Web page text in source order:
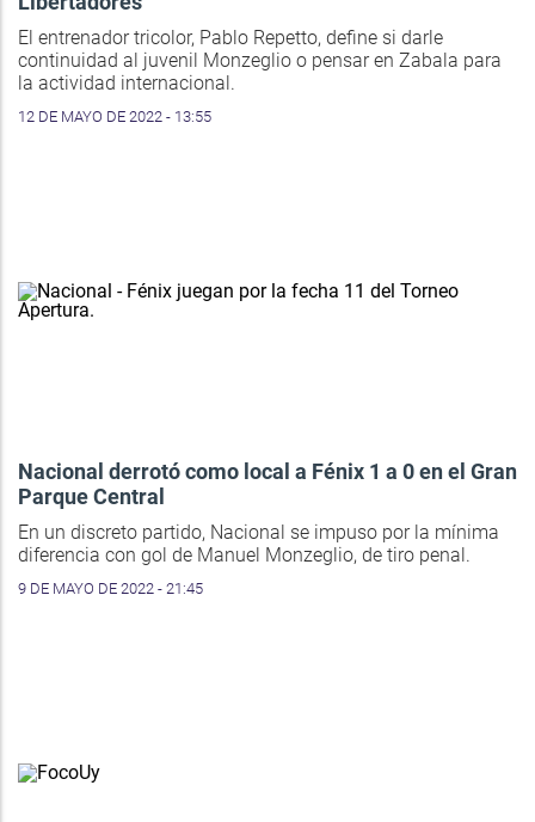
El entrenador tricolor, Pablo Repetto, define si darle
continuidad al juvenil Monzeglio o pensar en Zabala para
la actividad internacional.
12 DE MAYO DE 2022 - 13:55
Nacional derrotó como local a Fénix 1 a 0 en el Gran
Parque Central
En un discreto partido, Nacional se impuso por la mínima
diferencia con gol de Manuel Monzeglio, de tiro penal.
9 DE MAYO DE 2022 - 21:45